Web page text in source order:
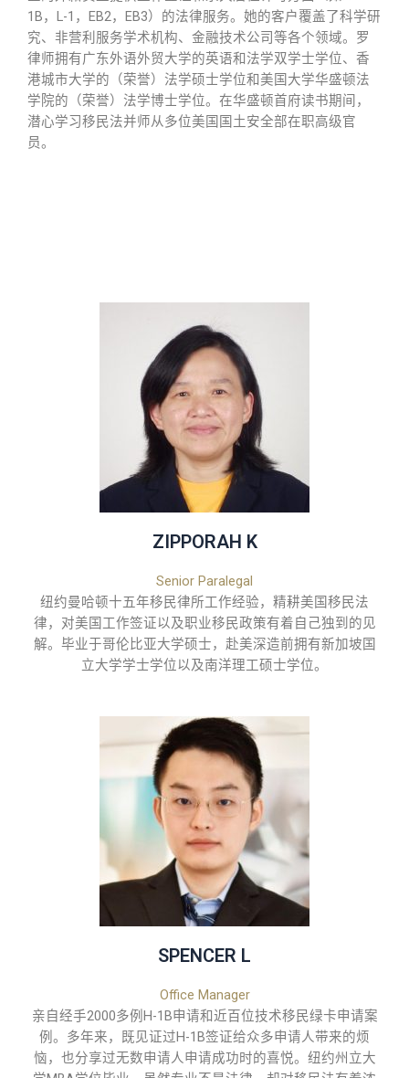
1B，L-1，EB2，EB3）的法律服务。她的客户覆盖了科学研
究、非营利服务学术机构、金融技术公司等各个领域。罗
律师拥有广东外语外贸大学的英语和法学双学士学位、香
港城市大学的（荣誉）法学硕士学位和美国大学华盛顿法
学院的（荣誉）法学博士学位。在华盛顿首府读书期间，
潜心学习移民法并师从多位美国国土安全部在职高级官
员。
ZIPPORAH K
Senior Paralegal
纽约曼哈顿十五年移民律所工作经验，精耕美国移民法
律，对美国工作签证以及职业移民政策有着自己独到的见
解。毕业于哥伦比亚大学硕士，赴美深造前拥有新加坡国
立大学学士学位以及南洋理工硕士学位。
SPENCER L
Office Manager
亲自经手2000多例H-1B申请和近百位技术移民绿卡申请案
例。多年来，既见证过H-1B签证给众多申请人带来的烦
恼，也分享过无数申请人申请成功时的喜悦。纽约州立大